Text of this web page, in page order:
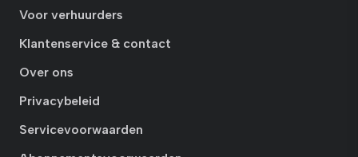
Voor verhuurders
Klantenservice & contact
Over ons
Privacybeleid
Servicevoorwaarden